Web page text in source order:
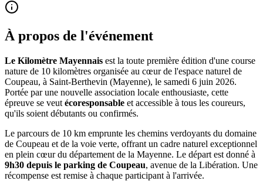
À propos de l'événement
Le Kilomètre Mayennais est la toute première édition d'une course
nature de 10 kilomètres organisée au cœur de l'espace naturel de
Coupeau, à Saint-Berthevin (Mayenne), le samedi 6 juin 2026.
Portée par une nouvelle association locale enthousiaste, cette
épreuve se veut écoresponsable et accessible à tous les coureurs,
qu'ils soient débutants ou confirmés.
Le parcours de 10 km emprunte les chemins verdoyants du domaine
de Coupeau et de la voie verte, offrant un cadre naturel exceptionnel
en plein cœur du département de la Mayenne. Le départ est donné à
9h30 depuis le parking de Coupeau, avenue de la Libération. Une
récompense est remise à chaque participant à l'arrivée.